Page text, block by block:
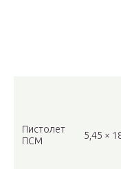
Пистолет
ПСМ
5,45 ×